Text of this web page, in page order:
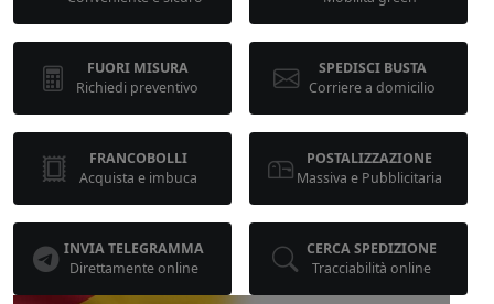
FUORI MISURA
Richiedi preventivo
SPEDISCI BUSTA
Corriere a domicilio
FRANCOBOLLI
Acquista e imbuca
POSTALIZZAZIONE
Massiva e Pubblicitaria
INVIA TELEGRAMMA
Direttamente online
CERCA SPEDIZIONE
Tracciabilità online